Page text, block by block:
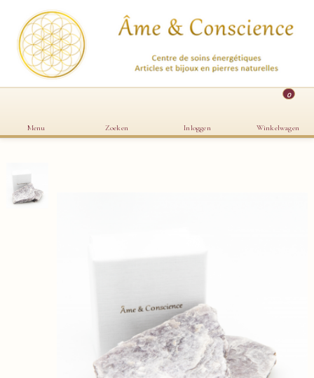
Menu Zoeken Inloggen
0
Winkelwagen